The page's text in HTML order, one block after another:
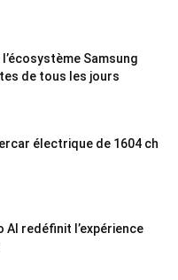
Samsung
de tous les jours
électrique de 1604 ch
AI redéfinit l’expérience